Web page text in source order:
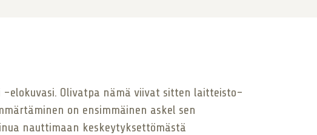
-elokuvasi. Olivatpa nämä viivat sitten laitteisto-
on ensimmäinen askel sen
nauttimaan keskeytyksettömästä